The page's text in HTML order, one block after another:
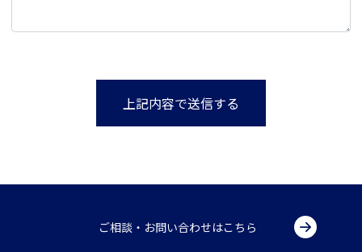
ご相談・お問い合わせはこちら